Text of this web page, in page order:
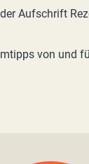
von und